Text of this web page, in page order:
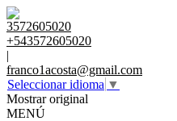
3572605020
+543572605020
|
franco1acosta@gmail.com
Seleccionar idioma ▼
Mostrar original
MENÚ